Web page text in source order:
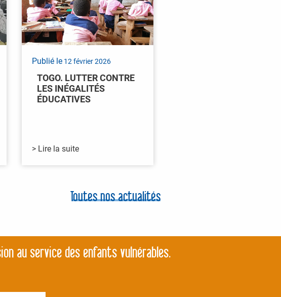
Publié le12 février 2026
TOGO. LUTTER CONTRE
LES INÉGALITÉS
ÉDUCATIVES
> Lire la suite
Toutes nos actualités
au service des enfants vulnérables.